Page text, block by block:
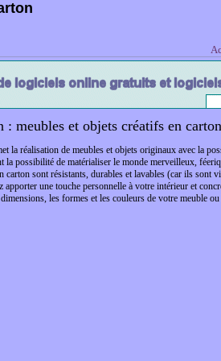
: meubles et objets créatifs en carton
la réalisation de meubles et objets originaux avec la
la possibilité de matérialiser le monde merveilleux,
carton sont résistants, durables et lavables (car ils sont
apporter une touche personnelle à votre intérieur et
les formes et les couleurs de votre meuble